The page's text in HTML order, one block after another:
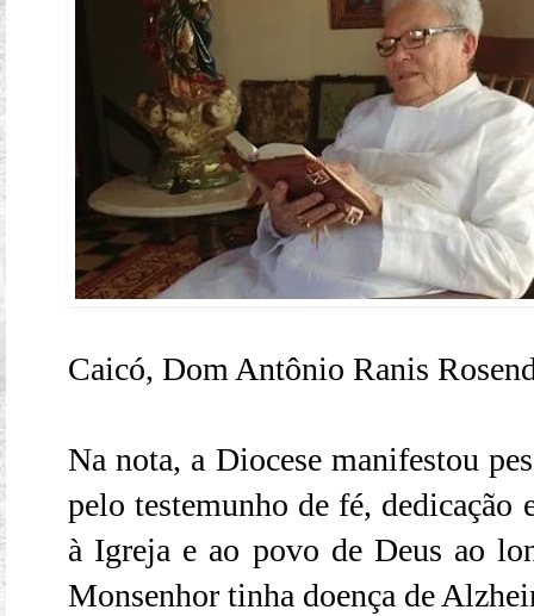
Caicó, Dom Antônio Ranis
Na nota, a Diocese manifestou
pelo testemunho de fé,
à Igreja e ao povo de Deus ao
Monsenhor tinha doença de